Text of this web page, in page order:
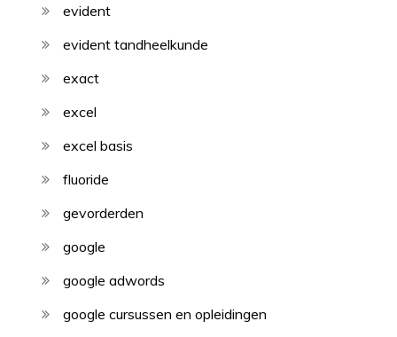
evident
evident tandheelkunde
exact
excel
excel basis
fluoride
gevorderden
google
google adwords
google cursussen en opleidingen